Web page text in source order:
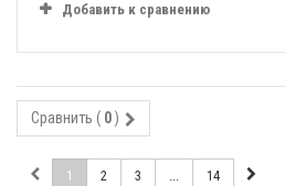
Добавить к сравнению
Сравнить ( 0)
1 2 3 ... 14